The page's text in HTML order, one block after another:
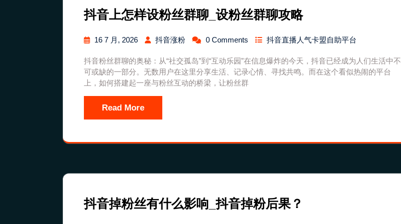
抖音上怎样设粉丝群聊_设粉丝群聊攻略
16 7 月, 2026 抖音涨粉 0 Comments 抖音直播人气卡盟自助平台
抖音粉丝群聊的奥秘：从“社交孤岛”到“互动乐园”在信息爆炸的今天，抖音已经成为人们生活中不
可或缺的一部分。无数用户在这里分享生活、记录心情、寻找共鸣。而在这个看似热闹的平台
上，如何搭建起一座与粉丝互动的桥梁，让粉丝群
Read More
抖音掉粉丝有什么影响_抖音掉粉后果？